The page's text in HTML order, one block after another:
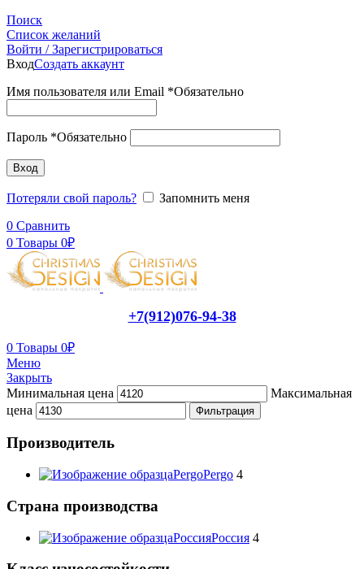
Поиск
Список желаний
Войти / Зарегистрироваться
ВходСоздать аккаунт
Имя пользователя или Email *Обязательно
Пароль *Обязательно
Вход
Потеряли свой пароль?
Запомнить меня
0 Сравнить
0 Товары 0₽
+7(912)076-94-38
0 Товары 0₽
Меню
Закрыть
Минимальная цена
Максимальная
цена
Фильтрация
Производитель
PergoPergo 4
Страна производства
РоссияРоссия 4